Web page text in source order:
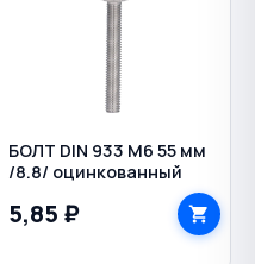
БОЛТ DIN 933 M6 55 мм
/8.8/ оцинкованный
5,85 ₽